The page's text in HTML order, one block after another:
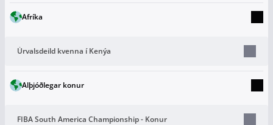
Afríka
Úrvalsdeild kvenna í Kenýa
Alþjóðlegar konur
FIBA South America Championship - Konur